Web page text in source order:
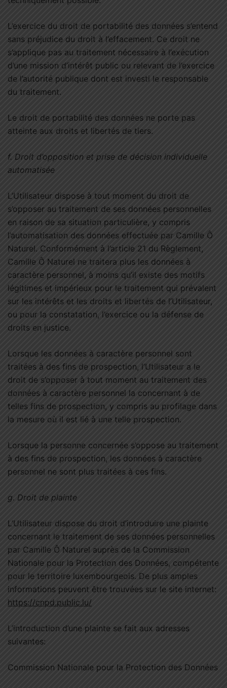
L’exercice du droit de portabilité des données s’entend
sans préjudice du droit à l’effacement. Ce droit ne
s’applique pas au traitement nécessaire à l’exécution
d’une mission d’intérêt public ou relevant de l’exercice
de l’autorité publique dont est investi le responsable
du traitement.
Le droit de portabilité des données ne porte pas
atteinte aux droits et libertés de tiers.
f. Droit d’opposition et prise de décision individuelle
automatisée
L’Utilisateur dispose à tout moment du droit de
s’opposer au traitement de ses données personnelles
en raison de sa situation particulière, y compris
l’automatisation des données effectuée par Camille Ô
Naturel. Conformément à l’article 21 du Règlement,
Camille Ô Naturel ne traitera plus les données à
caractère personnel, à moins qu’il existe des motifs
légitimes et impérieux pour le traitement qui prévalent
sur les intérêts et les droits et libertés de l’Utilisateur,
ou pour la constatation, l’exercice ou la défense de
droits en justice.
Lorsque les données à caractère personnel sont
traitées à des fins de prospection, l’Utilisateur a le
droit de s’opposer à tout moment au traitement des
données à caractère personnel la concernant à de
telles fins de prospection, y compris au profilage dans
la mesure où il est lié à une telle prospection.
Lorsque la personne concernée s’oppose au traitement
à des fins de prospection, les données à caractère
personnel ne sont plus traitées à ces fins.
g. Droit de plainte
L’Utilisateur dispose du droit d’introduire une plainte
concernant le traitement de ses données personnelles
par Camille Ô Naturel auprès de la Commission
Nationale pour la Protection des Données, compétente
pour le territoire luxembourgeois. De plus amples
informations peuvent être trouvées sur le site internet:
https://cnpd.public.lu/
L’introduction d’une plainte se fait aux adresses
suivantes:
Commission Nationale pour la Protection des Données